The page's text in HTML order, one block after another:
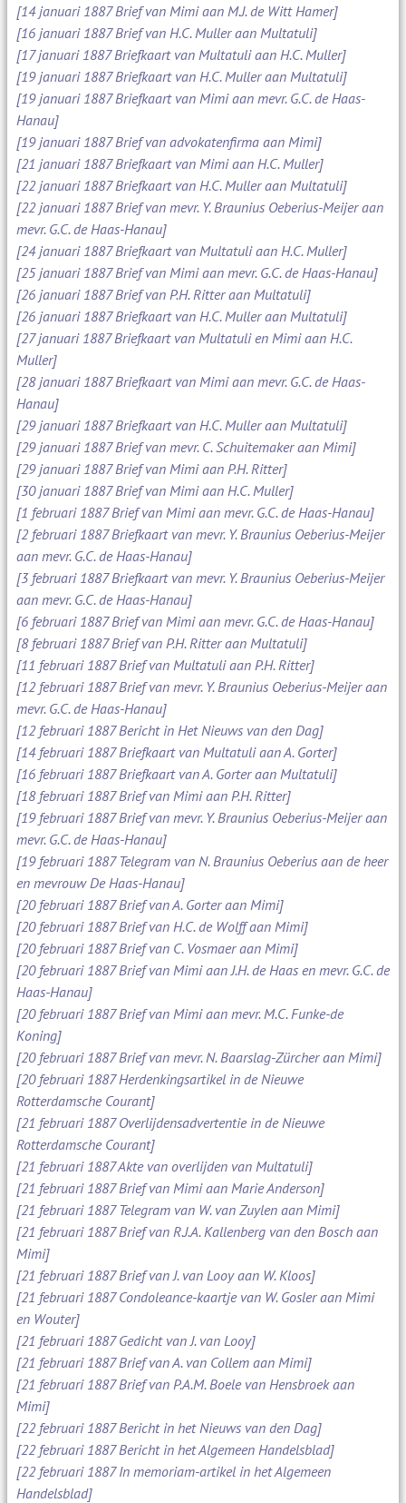
[14 januari 1887 Brief van Mimi aan M.J. de Witt Hamer]
[16 januari 1887 Brief van H.C. Muller aan Multatuli]
[17 januari 1887 Briefkaart van Multatuli aan H.C. Muller]
[19 januari 1887 Briefkaart van H.C. Muller aan Multatuli]
[19 januari 1887 Briefkaart van Mimi aan mevr. G.C. de Haas-
Hanau]
[19 januari 1887 Brief van advokatenfirma aan Mimi]
[21 januari 1887 Briefkaart van Mimi aan H.C. Muller]
[22 januari 1887 Briefkaart van H.C. Muller aan Multatuli]
[22 januari 1887 Brief van mevr. Y. Braunius Oeberius-Meijer aan
mevr. G.C. de Haas-Hanau]
[24 januari 1887 Briefkaart van Multatuli aan H.C. Muller]
[25 januari 1887 Brief van Mimi aan mevr. G.C. de Haas-Hanau]
[26 januari 1887 Brief van P.H. Ritter aan Multatuli]
[26 januari 1887 Briefkaart van H.C. Muller aan Multatuli]
[27 januari 1887 Briefkaart van Multatuli en Mimi aan H.C.
Muller]
[28 januari 1887 Briefkaart van Mimi aan mevr. G.C. de Haas-
Hanau]
[29 januari 1887 Briefkaart van H.C. Muller aan Multatuli]
[29 januari 1887 Brief van mevr. C. Schuitemaker aan Mimi]
[29 januari 1887 Brief van Mimi aan P.H. Ritter]
[30 januari 1887 Brief van Mimi aan H.C. Muller]
[1 februari 1887 Brief van Mimi aan mevr. G.C. de Haas-Hanau]
[2 februari 1887 Briefkaart van mevr. Y. Braunius Oeberius-Meijer
aan mevr. G.C. de Haas-Hanau]
[3 februari 1887 Briefkaart van mevr. Y. Braunius Oeberius-Meijer
aan mevr. G.C. de Haas-Hanau]
[6 februari 1887 Brief van Mimi aan mevr. G.C. de Haas-Hanau]
[8 februari 1887 Brief van P.H. Ritter aan Multatuli]
[11 februari 1887 Brief van Multatuli aan P.H. Ritter]
[12 februari 1887 Brief van mevr. Y. Braunius Oeberius-Meijer aan
mevr. G.C. de Haas-Hanau]
[12 februari 1887 Bericht in Het Nieuws van den Dag]
[14 februari 1887 Briefkaart van Multatuli aan A. Gorter]
[16 februari 1887 Briefkaart van A. Gorter aan Multatuli]
[18 februari 1887 Brief van Mimi aan P.H. Ritter]
[19 februari 1887 Brief van mevr. Y. Braunius Oeberius-Meijer aan
mevr. G.C. de Haas-Hanau]
[19 februari 1887 Telegram van N. Braunius Oeberius aan de heer
en mevrouw De Haas-Hanau]
[20 februari 1887 Brief van A. Gorter aan Mimi]
[20 februari 1887 Brief van H.C. de Wolff aan Mimi]
[20 februari 1887 Brief van C. Vosmaer aan Mimi]
[20 februari 1887 Brief van Mimi aan J.H. de Haas en mevr. G.C. de
Haas-Hanau]
[20 februari 1887 Brief van Mimi aan mevr. M.C. Funke-de
Koning]
[20 februari 1887 Brief van mevr. N. Baarslag-Zürcher aan Mimi]
[20 februari 1887 Herdenkingsartikel in de Nieuwe
Rotterdamsche Courant]
[21 februari 1887 Overlijdensadvertentie in de Nieuwe
Rotterdamsche Courant]
[21 februari 1887 Akte van overlijden van Multatuli]
[21 februari 1887 Brief van Mimi aan Marie Anderson]
[21 februari 1887 Telegram van W. van Zuylen aan Mimi]
[21 februari 1887 Brief van R.J.A. Kallenberg van den Bosch aan
Mimi]
[21 februari 1887 Brief van J. van Looy aan W. Kloos]
[21 februari 1887 Condoleance-kaartje van W. Gosler aan Mimi
en Wouter]
[21 februari 1887 Gedicht van J. van Looy]
[21 februari 1887 Brief van A. van Collem aan Mimi]
[21 februari 1887 Brief van P.A.M. Boele van Hensbroek aan
Mimi]
[22 februari 1887 Bericht in het Nieuws van den Dag]
[22 februari 1887 Bericht in het Algemeen Handelsblad]
[22 februari 1887 In memoriam-artikel in het Algemeen
Handelsblad]